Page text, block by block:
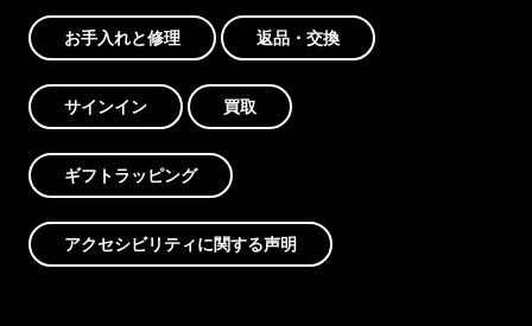
お手入れと修理 返品・交換
サインイン 買取
ギフトラッピング
アクセシビリティに関する声明